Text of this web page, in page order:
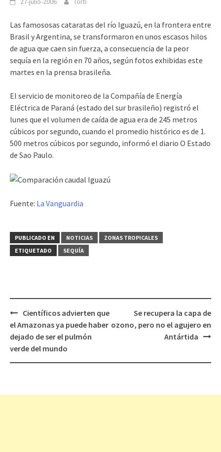
Las famososas cataratas del río Iguazú, en la frontera entre
Brasil y Argentina, se transformaron en unos escasos hilos
de agua que caen sin fuerza, a consecuencia de la peor
sequía en la región en 70 años, según fotos exhibidas este
martes en la prensa brasileña.
El servicio de monitoreo de la Compañía de Energía
Eléctrica de Paraná (estado del sur brasileño) registró el
lunes que el volumen de caída de agua era de 245 metros
cúbicos por segundo, cuando el promedio histórico es de 1.
500 metros cúbicos por segundo, informó el diario O Estado
de Sao Paulo.
Fuente: La Vanguardia
PUBLICADO EN NOTICIAS
ZONAS TROPICALES
ETIQUETADO
SEQUÍA
Navegación
de
entradas
Científicos advierten que
el Amazonas ya puede haber
dejado de ser el pulmón
verde del mundo
Se recupera la capa de
ozono, pero no el agujero en
Antártida